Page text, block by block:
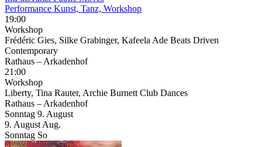
Performance Kunst, Tanz, Workshop
19:00
Workshop
Frédéric Gies, Silke Grabinger, Kafeela Ade Beats Driven
Contemporary
Rathaus – Arkadenhof
21:00
Workshop
Liberty, Tina Rauter, Archie Burnett Club Dances
Rathaus – Arkadenhof
Sonntag 9. August
9. August Aug.
Sonntag So